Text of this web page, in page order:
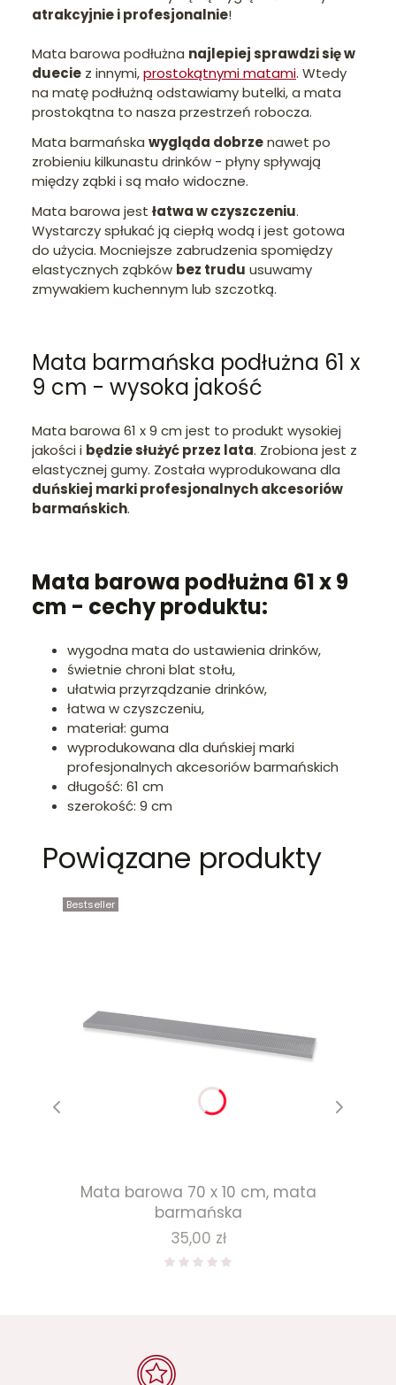
atrakcyjnie i profesjonalnie!
Mata barowa podłużna najlepiej sprawdzi się w
duecie z innymi,prostokątnymi matami. Wtedy
na matę podłużną odstawiamy butelki, a mata
prostokątna to nasza przestrzeń robocza.
Mata barmańska wygląda dobrzenawet po
zrobieniu kilkunastu drinków - płyny spływają
między ząbki i są mało widoczne.
Mata barowa jest łatwa w czyszczeniu.
Wystarczy spłukać ją ciepłą wodą i jest gotowa
do użycia. Mocniejsze zabrudzenia spomiędzy
elastycznych ząbków bez trudu usuwamy
zmywakiem kuchennym lub szczotką.
Mata barmańska podłużna 61 x
9 cm - wysoka jakość
Mata barowa 61 x 9 cm jest to produkt wysokiej
jakości i będzie służyć przez lata. Zrobiona jest z
elastycznej gumy. Została wyprodukowana dla
duńskiej marki profesjonalnych akcesoriów
barmańskich.
Mata barowa podłużna 61 x 9
cm - cechy produktu:
wygodna mata do ustawienia drinków,
świetnie chroni blat stołu,
ułatwia przyrządzanie drinków,
łatwa w czyszczeniu,
materiał: guma
wyprodukowana dla duńskiej marki
profesjonalnych akcesoriów barmańskich
długość: 61 cm
szerokość: 9 cm
Powiązane produkty
Bestseller
Mata barowa 70 x 10 cm, mata
barmańska
Cena
35,00 zł